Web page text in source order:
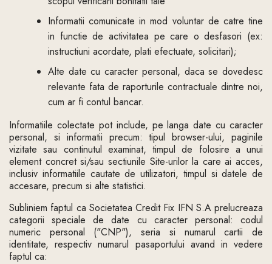
Informatii comunicate in mod voluntar de catre tine
in functie de activitatea pe care o desfasori (ex:
instructiuni acordate, plati efectuate, solicitari);
Alte date cu caracter personal, daca se dovedesc
relevante fata de raporturile contractuale dintre noi,
cum ar fi contul bancar.
Informatiile colectate pot include, pe langa date cu caracter
personal, si informatii precum: tipul browser-ului, paginile
vizitate sau continutul examinat, timpul de folosire a unui
element concret si/sau sectiunile Site-urilor la care ai acces,
inclusiv informatiile cautate de utilizatori, timpul si datele de
accesare, precum si alte statistici.
Subliniem faptul ca Societatea Credit Fix IFN S.A prelucreaza
categorii speciale de date cu caracter personal: codul
numeric personal ("CNP"), seria si numarul cartii de
identitate, respectiv numarul pasaportului avand in vedere
faptul ca: